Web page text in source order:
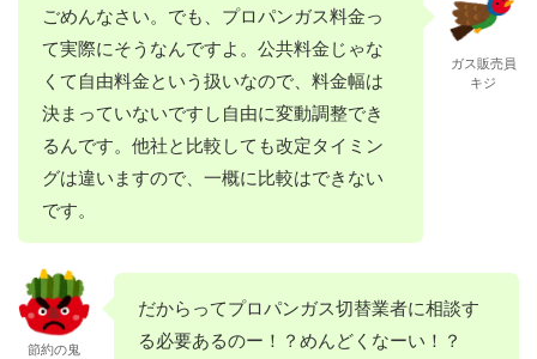
ごめんなさい。でも、プロパンガス料金っ
て実際にそうなんですよ。公共料金じゃな
くて自由料金という扱いなので、料金幅は
決まっていないですし自由に変動調整でき
るんです。他社と比較しても改定タイミン
グは違いますので、一概に比較はできない
です。
ガス販売員
キジ
節約の鬼
だからってプロパンガス切替業者に相談す
る必要あるのー！？めんどくなーい！？